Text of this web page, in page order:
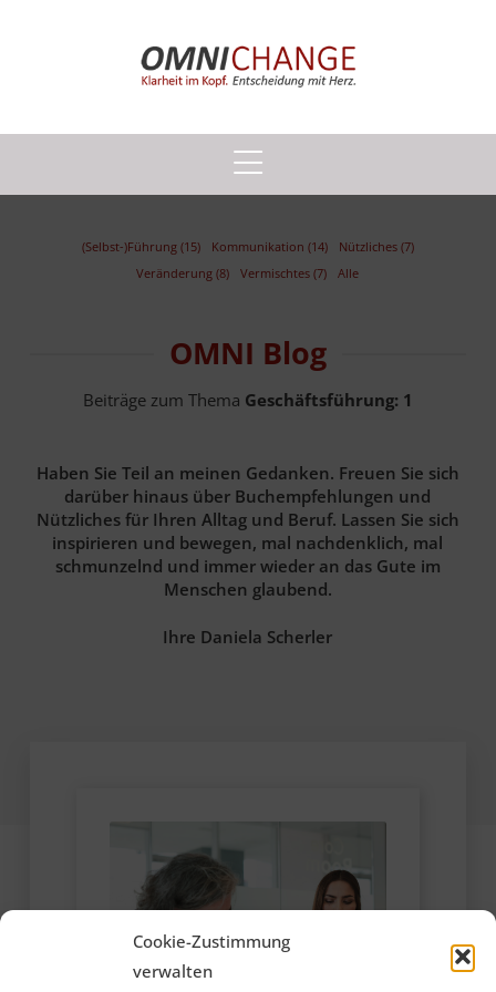
Cookie-Zustimmung
verwalten
(Selbst-)Führung (15) Kommunikation (14)
Nützliches (7)
Veränderung (8)
Vermischtes (7) Alle
OMNI Blog
Beiträge zum Thema Geschäftsführung: 1
Haben Sie Teil an meinen Gedanken. Freuen Sie sich
darüber hinaus über Buchempfehlungen und
Nützliches für Ihren Alltag und Beruf. Lassen Sie sich
inspirieren und bewegen, mal nachdenklich, mal
schmunzelnd und immer wieder an das Gute im
Menschen glaubend.
Ihre Daniela Scherler